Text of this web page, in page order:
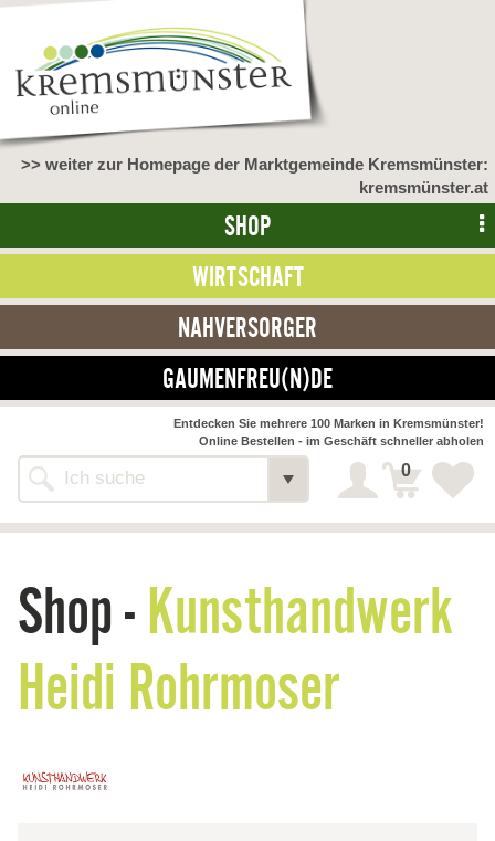
>> weiter zur Homepage der Marktgemeinde Kremsmünster:
kremsmünster.at
SHOP
WIRTSCHAFT
NAHVERSORGER
GAUMENFREU(N)DE
Shop
Entdecken Sie mehrere 100 Marken in Kremsmünster!
Online Bestellen - im Geschäft schneller abholen
0
Shop - Kunsthandwerk
Heidi Rohrmoser